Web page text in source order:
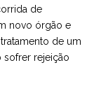
de
novo órgão e
de um
rejeição